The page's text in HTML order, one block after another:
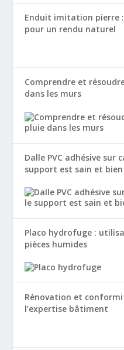
Enduit imitation pierre
pour un rendu naturel
Comprendre et
dans les murs
Dalle PVC adhésive sur
support est sain et
Placo hydrofuge :
pièces humides
Rénovation et
l’expertise bâtiment